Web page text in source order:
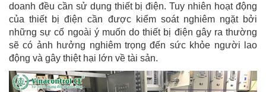
doanh đều cần sử dụng thiết bị điện. Tuy nhiên hoạt động
của thiết bị điện cần được kiểm soát nghiêm ngặt bởi
những sự cố ngoài ý muốn do thiết bị điện gây ra thường
sẽ có ảnh hưởng nghiêm trọng đến sức khỏe người lao
động và gây thiệt hại lớn về tài sản.